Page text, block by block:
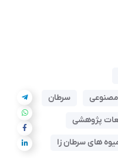
سرطان
پژوهشی
های سرطان زا